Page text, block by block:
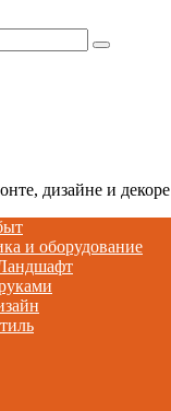
дизайне и декоре
и оборудование